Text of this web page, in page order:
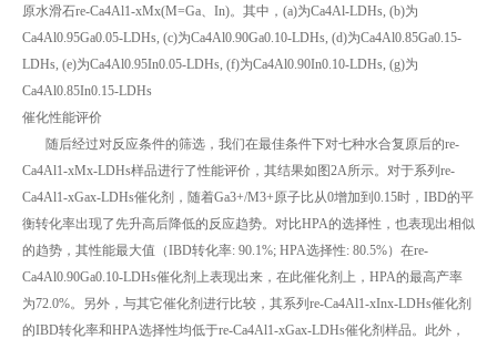
原水滑石re-Ca4Al1-xMx(M=Ga、In)。其中，(a)为Ca4Al-LDHs, (b)为
Ca4Al0.95Ga0.05-LDHs, (c)为Ca4Al0.90Ga0.10-LDHs, (d)为Ca4Al0.85Ga0.15-
LDHs, (e)为Ca4Al0.95In0.05-LDHs, (f)为Ca4Al0.90In0.10-LDHs, (g)为
Ca4Al0.85In0.15-LDHs
催化性能评价
随后经过对反应条件的筛选，我们在最佳条件下对七种水合复原后的re-
Ca4Al1-xMx-LDHs样品进行了性能评价，其结果如图2A所示。对于系列re-
Ca4Al1-xGax-LDHs催化剂，随着Ga3+/M3+原子比从0增加到0.15时，IBD的平
衡转化率出现了先升高后降低的反应趋势。对比HPA的选择性，也表现出相似
的趋势，其性能最大值（IBD转化率: 90.1%; HPA选择性: 80.5%）在re-
Ca4Al0.90Ga0.10-LDHs催化剂上表现出来，在此催化剂上，HPA的最高产率
为72.0%。另外，与其它催化剂进行比较，其系列re-Ca4Al1-xInx-LDHs催化剂
的IBD转化率和HPA选择性均低于re-Ca4Al1-xGax-LDHs催化剂样品。此外，